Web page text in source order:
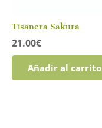
Tisanera Sakura
21.00€
Añadir al carrito